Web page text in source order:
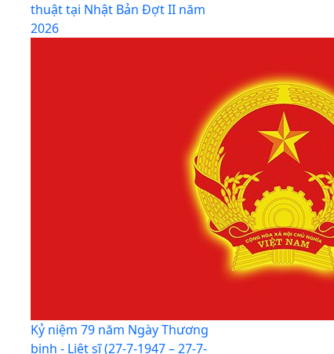
thuật tại Nhật Bản Đợt II năm
2026
Kỷ niệm 79 năm Ngày Thương
binh - Liệt sĩ (27-7-1947 – 27-7-